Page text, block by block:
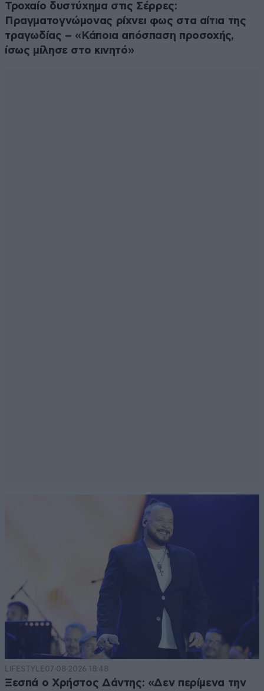
Τροχαίο δυστύχημα στις Σέρρες:
Πραγματογνώμονας ρίχνει φως στα αίτια της
τραγωδίας – «Κάποια απόσπαση προσοχής,
ίσως μίλησε στο κινητό»
LIFESTYLE07·08·2026 18:48
Ξεσπά ο Χρήστος Δάντης: «Δεν περίμενα την